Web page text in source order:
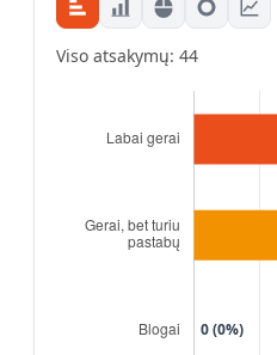
Viso atsakymų: 44